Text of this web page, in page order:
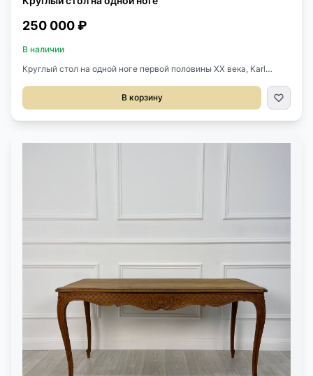
250 000 ₽
В наличии
Круглый стол на одной ноге первой половины XX века, Karl
Высота 75 смПредмет участвовал в съемках фильма Андрея
Кончаловского "Хроники русской революции" (вышел на экраны
в 2025 году).
В корзину